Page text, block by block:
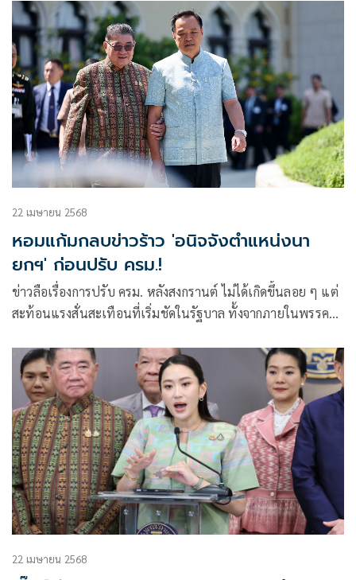
ดังกระหึ่ม
22 เมษายน 2568
หอมแก้มกลบข่าวร้าว 'อนิจจังตำแหน่งนา
ยกฯ' ก่อนปรับ ครม.!
ข่าวลือเรื่องการปรับ ครม. หลังสงกรานต์ ไม่ได้เกิดขึ้นลอย ๆ แต่
สะท้อนแรงสั่นสะเทือนที่เริ่มชัดในรัฐบาล ทั้งจากภายในพรรค
เศรษฐกิจของรัฐบาลชุดนี้ กำลังไปไม่รอด
22 เมษายน 2568